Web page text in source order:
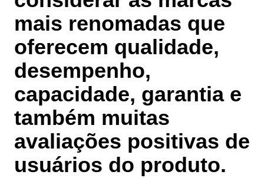
mais renomadas que
oferecem qualidade,
desempenho,
capacidade, garantiae
também muitas
avaliações positivas de
usuários do produto.